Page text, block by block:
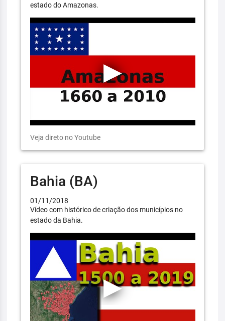
estado do Amazonas.
Veja direto no Youtube
Bahia (BA)
01/11/2018
Vídeo com histórico de criação dos municípios no
estado da Bahia.